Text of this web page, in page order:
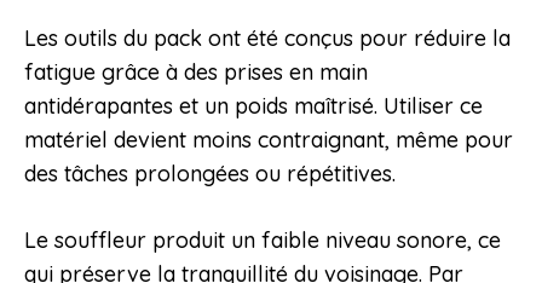
Les outils du pack ont été conçus pour réduire la
fatigue grâce à des prises en main
antidérapantes et un poids maîtrisé. Utiliser ce
matériel devient moins contraignant, même pour
des tâches prolongées ou répétitives.
Le souffleur produit un faible niveau sonore, ce
qui préserve la tranquillité du voisinage. Par